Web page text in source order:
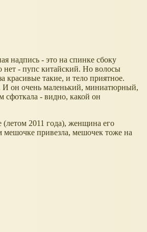
надпись - это на спинке сбоку
нет - пупс китайский. Но волосы
красивые такие, и тело приятное.
И он очень маленький, миниатюрный,
сфоткала - видно, какой он
(летом 2011 года), женщина его
привезла, мешочек тоже на